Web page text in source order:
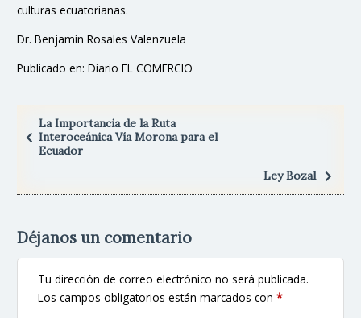
culturas ecuatorianas.
Dr. Benjamín Rosales Valenzuela
Publicado en: Diario EL COMERCIO
La Importancia de la Ruta
Interoceánica Vía Morona para el
Ecuador
Ley Bozal
Déjanos un comentario
Tu dirección de correo electrónico no será publicada.
Los campos obligatorios están marcados con *